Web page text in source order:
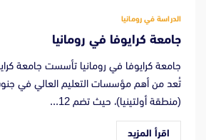
الدراسة في رومانيا
جامعة كرايوفا في رومانيا
تُعد من أهم مؤسسات التعليم العالي في
(منطقة أولتينيا)، حيث تضم 12...
اقرأ المزيد